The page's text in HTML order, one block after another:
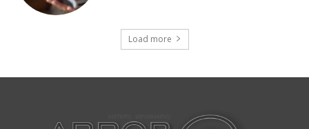
Load more